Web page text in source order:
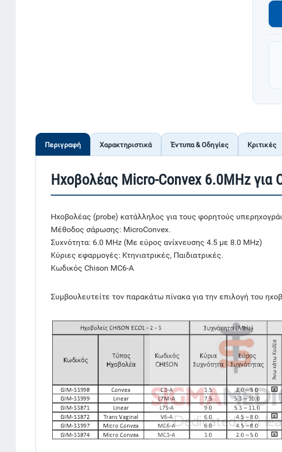
Περιγραφή Χαρακτηριστικά Έντυπα & Οδηγίες Κριτικές
Ηχοβολέας Micro-Convex 6.0MHz για
Ηχοβολέας (probe) κατάλληλος για τους φορητούς
Μέθοδος σάρωσης: MicroConvex.
Συχνότητα: 6.0 MHz (Με εύρος ανίχνευσης 4.5 με 8.0 MHz)
Κύριες εφαρμογές: Κτηνιατρικές, Παιδιατρικές.
Κωδικός Chison MC6-A
Συμβουλευτείτε τον παρακάτω πίνακα για την επιλογή του